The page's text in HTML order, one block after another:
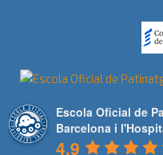
Escola Oficial de
Barcelona i
4.9